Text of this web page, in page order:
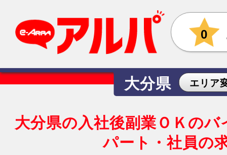
0
大分県 エリア
大分県の入社後副業ＯＫの
パート・社員の